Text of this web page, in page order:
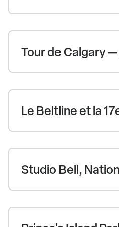
Tour de Calgary
Le Beltline et la
Studio Bell,